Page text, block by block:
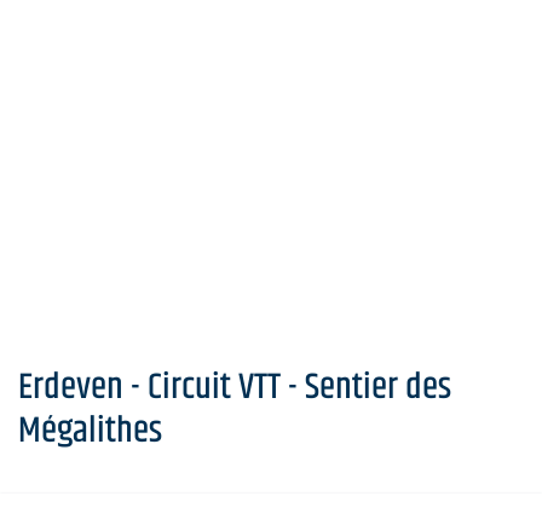
Erdeven - Circuit VTT - Sentier des
Mégalithes